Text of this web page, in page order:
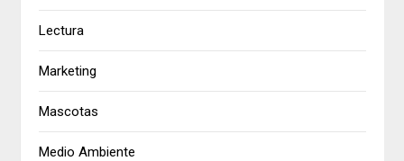
Lectura
Marketing
Mascotas
Medio Ambiente